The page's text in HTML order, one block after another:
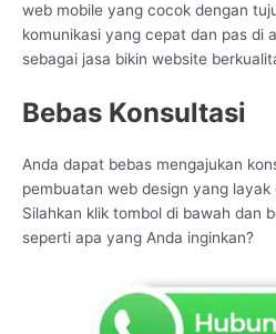
web mobile yang cocok dengan
komunikasi yang cepat dan pas di
sebagai jasa bikin website
Bebas Konsultasi
Anda dapat bebas mengajukan
pembuatan web design yang
Silahkan klik tombol di bawah dan
seperti apa yang Anda inginkan?